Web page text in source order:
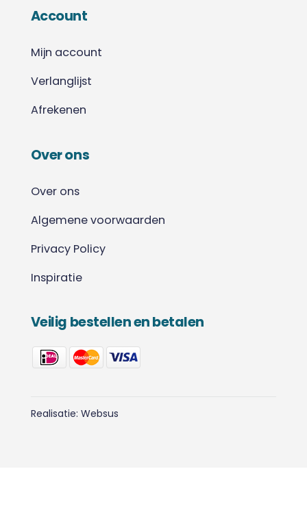
Account
Mijn account
Verlanglijst
Afrekenen
Over ons
Over ons
Algemene voorwaarden
Privacy Policy
Inspiratie
Veilig bestellen en betalen
Realisatie: Websus